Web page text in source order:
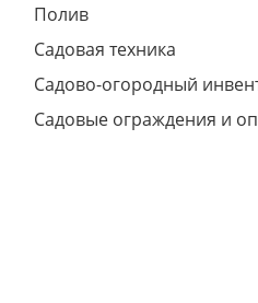
Полив
Садовая техника
Садово-огородный
Садовые ограждения и
График платежей
Сегодня